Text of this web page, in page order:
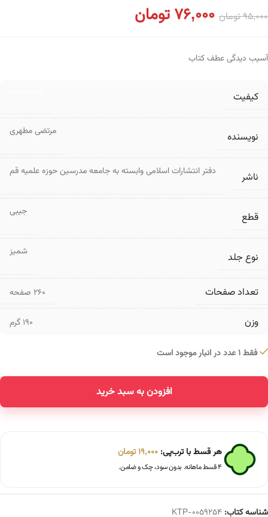
95,000تومان 76,000تومان
آسیب دیدگی عطف کتاب
کیفیت
نویسنده مرتضی مطهری
ناشر دفتر انتشارات اسلامی وابسته به جامعه مدرسین حوزه علمیه قم
قطع جیبی
نوع جلد شمیز
تعداد صفحات ۲۶۰ صفحه
وزن 190 گرم
فقط 1 عدد در انبار موجود است
افزودن به سبد خرید
هر قسط با ترب‌پی: 19,000تومان
۴ قسط ماهانه. بدون سود، چک و ضامن.
شناسه کتاب: KTP-0059254